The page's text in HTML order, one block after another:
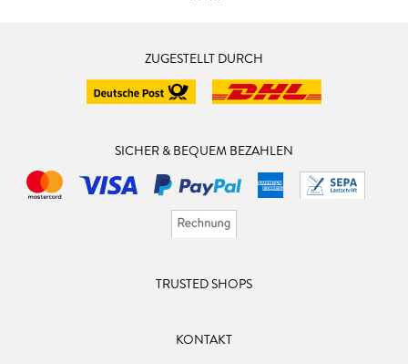
ZUGESTELLT DURCH
SICHER & BEQUEM BEZAHLEN
TRUSTED SHOPS
KONTAKT